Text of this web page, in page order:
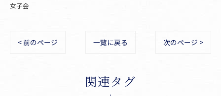
女子会
< 前のページ 一覧に戻る 次のページ >
関連タグ